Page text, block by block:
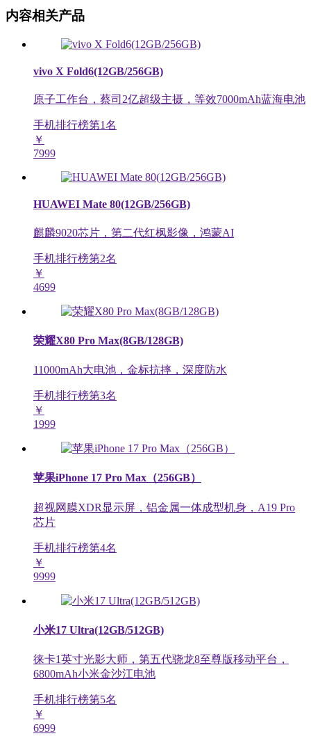
内容相关产品
vivo X Fold6(12GB/256GB)
原子工作台，蔡司2亿超级主摄，等效7000mAh蓝海电池
手机排行榜第1名
￥
7999
HUAWEI Mate 80(12GB/256GB)
麒麟9020芯片，第二代红枫影像，鸿蒙AI
手机排行榜第2名
￥
4699
荣耀X80 Pro Max(8GB/128GB)
11000mAh大电池，金标抗摔，深度防水
手机排行榜第3名
￥
1999
苹果iPhone 17 Pro Max（256GB）
超视网膜XDR显示屏，铝金属一体成型机身，A19 Pro
芯片
手机排行榜第4名
￥
9999
小米17 Ultra(12GB/512GB)
徕卡1英寸光影大师，第五代骁龙8至尊版移动平台，
6800mAh小米金沙江电池
手机排行榜第5名
￥
6999